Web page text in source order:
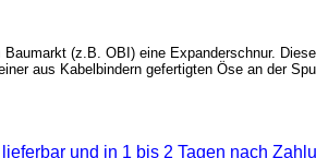
(z.B. OBI) eine Expanderschnur.
aus Kabelbindern gefertigten Öse an der
und in 1 bis 2 Tagen nach